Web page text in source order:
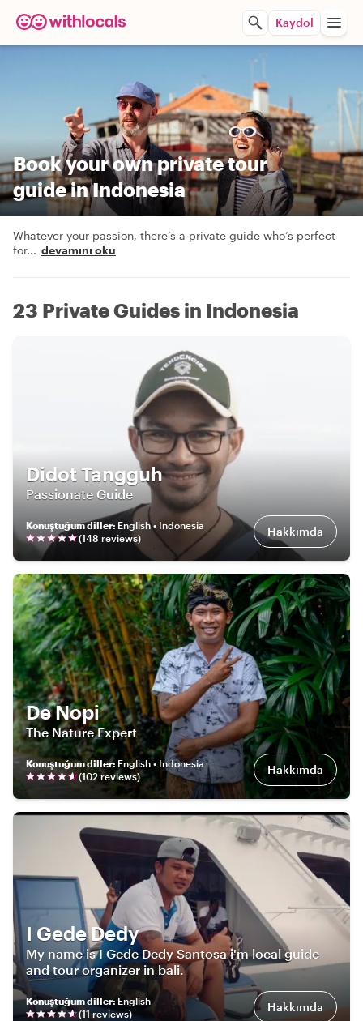
Kaydol
Book your own private tour
guide in Indonesia
Whatever your passion, there’s a private guide who’s perfect
for... devamını oku
23 Private Guides in Indonesia
Didot Tangguh
Passionate Guide
Konuştuğum diller: English • Indonesia
(148 reviews) Hakkımda
De Nopi
The Nature Expert
Konuştuğum diller: English • Indonesia
(102 reviews) Hakkımda
I Gede Dedy
My name is I Gede Dedy Santosa i'm local guide
and tour organizer in bali.
Konuştuğum diller: English
(11 reviews) Hakkımda